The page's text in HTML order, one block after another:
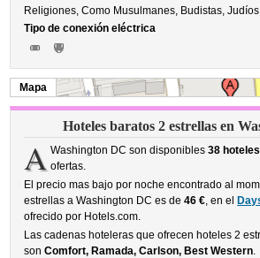
Religiones, Como Musulmanes, Budistas,
Tipo de conexión eléctrica
Mapa
Hoteles baratos 2 estrellas en
A Washington DC son disponibles 38
ofertas.
El precio mas bajo por noche encontrado al
estrellas a Washington DC es de46 €, en el
ofrecido por Hotels.com.
Las cadenas hoteleras que ofrecen hoteles 2
sonComfort, Ramada, Carlson, Best Western.